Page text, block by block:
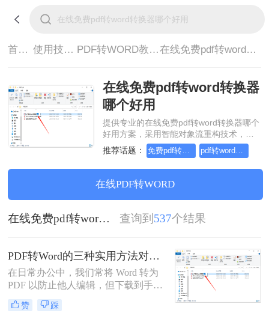
首页> 使用技巧> PDF转WORD教程> 在线免费pdf转word转换器哪个好用
在线免费pdf转word转换器
哪个好用
提供专业的在线免费pdf转word转换器哪个
好用方案，采用智能对象流重构技术，确
保文档1:1高保真还原且排版不乱码。支持
一键批量处理，全链路 SSL 加密保障隐私
安全。助您快速实现在线免费pdf转word转
换器哪个好用，无需安装，高效办公。
推荐话题： 免费pdf转word的三种方法
在线PDF转WORD
在线免费pdf转word转换器哪个好用 查询到 537个结果
PDF转Word的三种实用方法对比：可编辑、保格式、避风险！
在日常办公中，我们常将 Word 转为
PDF 以防止他人编辑，但下载到手的
PDF 往往又需要修改内容，这时就不
得不将 PDF 再转回 Word。然而，很
赞 踩